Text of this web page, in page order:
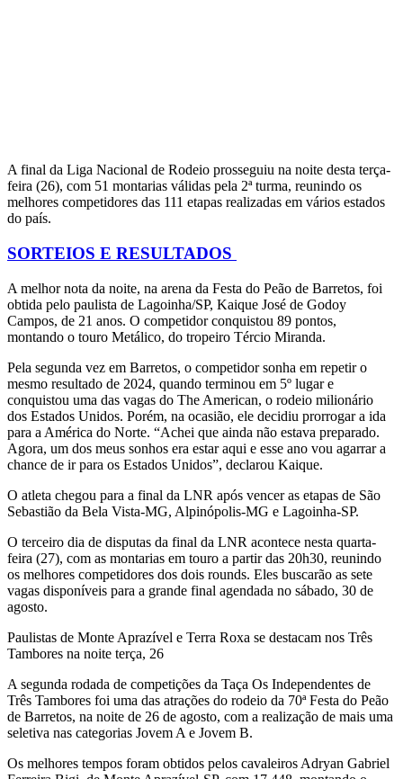
A final da Liga Nacional de Rodeio prosseguiu na noite desta terça-
feira (26), com 51 montarias válidas pela 2ª turma, reunindo os
melhores competidores das 111 etapas realizadas em vários estados
do país.
SORTEIOS E RESULTADOS
A melhor nota da noite, na arena da Festa do Peão de Barretos, foi
obtida pelo paulista de Lagoinha/SP, Kaique José de Godoy
Campos, de 21 anos. O competidor conquistou 89 pontos,
montando o touro Metálico, do tropeiro Tércio Miranda.
Pela segunda vez em Barretos, o competidor sonha em repetir o
mesmo resultado de 2024, quando terminou em 5º lugar e
conquistou uma das vagas do The American, o rodeio milionário
dos Estados Unidos. Porém, na ocasião, ele decidiu prorrogar a ida
para a América do Norte. “Achei que ainda não estava preparado.
Agora, um dos meus sonhos era estar aqui e esse ano vou agarrar a
chance de ir para os Estados Unidos”, declarou Kaique.
O atleta chegou para a final da LNR após vencer as etapas de São
Sebastião da Bela Vista-MG, Alpinópolis-MG e Lagoinha-SP.
O terceiro dia de disputas da final da LNR acontece nesta quarta-
feira (27), com as montarias em touro a partir das 20h30, reunindo
os melhores competidores dos dois rounds. Eles buscarão as sete
vagas disponíveis para a grande final agendada no sábado, 30 de
agosto.
Paulistas de Monte Aprazível e Terra Roxa se destacam nos Três
Tambores na noite terça, 26
A segunda rodada de competições da Taça Os Independentes de
Três Tambores foi uma das atrações do rodeio da 70ª Festa do Peão
de Barretos, na noite de 26 de agosto, com a realização de mais uma
seletiva nas categorias Jovem A e Jovem B.
Os melhores tempos foram obtidos pelos cavaleiros Adryan Gabriel